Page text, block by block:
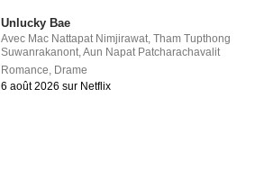
Unlucky Bae
Avec Mac Nattapat Nimjirawat,Tham Tupthong
Suwanrakanont,Aun Napat Patcharachavalit
Romance, Drame
6 août 2026 sur Netflix